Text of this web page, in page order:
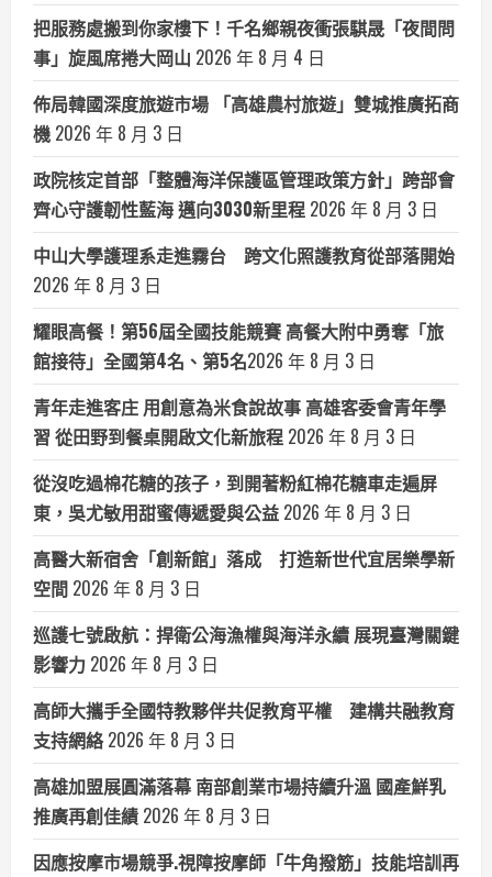
把服務處搬到你家樓下！千名鄉親夜衝張騏晟「夜間問
事」旋風席捲大岡山 2026 年 8 月 4 日
佈局韓國深度旅遊市場 「高雄農村旅遊」雙城推廣拓商
機 2026 年 8 月 3 日
政院核定首部「整體海洋保護區管理政策方針」跨部會
齊心守護韌性藍海 邁向3030新里程 2026 年 8 月 3 日
中山大學護理系走進霧台 跨文化照護教育從部落開始
2026 年 8 月 3 日
耀眼高餐！第56屆全國技能競賽 高餐大附中勇奪「旅
館接待」全國第4名、第5名​2026 年 8 月 3 日
青年走進客庄 用創意為米食說故事 高雄客委會青年學
習 從田野到餐桌開啟文化新旅程 2026 年 8 月 3 日
從沒吃過棉花糖的孩子，到開著粉紅棉花糖車走遍屏
東，吳尤敏用甜蜜傳遞愛與公益 2026 年 8 月 3 日
高醫大新宿舍「創新館」落成 打造新世代宜居樂學新
空間 2026 年 8 月 3 日
巡護七號啟航：捍衛公海漁權與海洋永續 展現臺灣關鍵
影響力 2026 年 8 月 3 日
高師大攜手全國特教夥伴共促教育平權 建構共融教育
支持網絡 2026 年 8 月 3 日
高雄加盟展圓滿落幕 南部創業市場持續升溫 國產鮮乳
推廣再創佳績 2026 年 8 月 3 日
因應按摩市場競爭.視障按摩師「牛角撥筋」技能培訓再